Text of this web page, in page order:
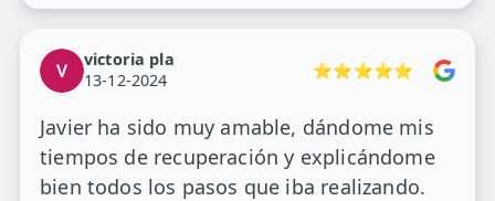
victoria pla
13-12-2024
⭐⭐⭐⭐⭐
Javier ha sido muy amable, dándome mis
tiempos de recuperación y explicándome
bien todos los pasos que iba realizando.